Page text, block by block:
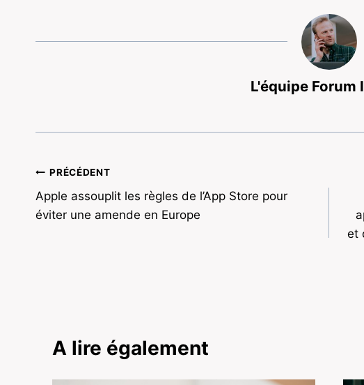
L'équipe Forum
Navigation
de
PRÉCÉDENT
Apple assouplit les règles de l’App Store pour
éviter une amende en Europe
et
A lire également